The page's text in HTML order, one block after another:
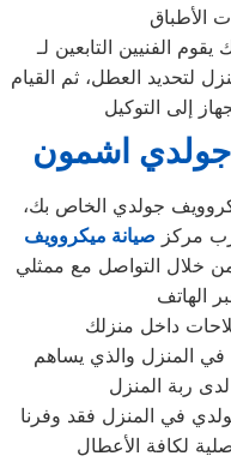
الفنيين التابعين لـ
لتحديد العطل، ثم القيام
اشمون
جولدي الخاص بك،
مركز صيانة ميكروويف
خلال التواصل مع ممثلي
في المنزل والذي يساهم
ربة المنزل
في المنزل فقد وفرنا